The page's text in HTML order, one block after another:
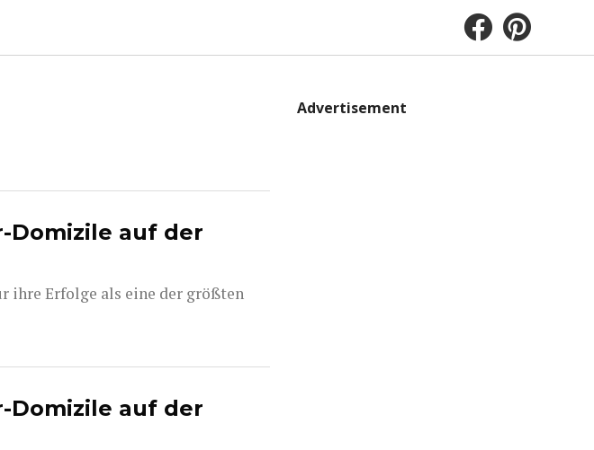
Domizile auf der
ihre Erfolge als eine der größten
Domizile auf der
Advertisement